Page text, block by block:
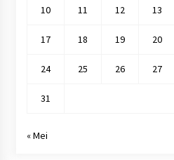
10 11 12 13
17 18 19 20
24 25 26 27
31
« Mei